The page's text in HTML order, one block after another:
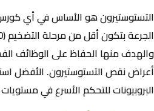
التستوستيرون هوالأساس في أي
والهدف منها الحفاظ على الوظائف
أعراض نقص التستوستيرون. الأفضل
البروبيونات للتحكم الأسرع في